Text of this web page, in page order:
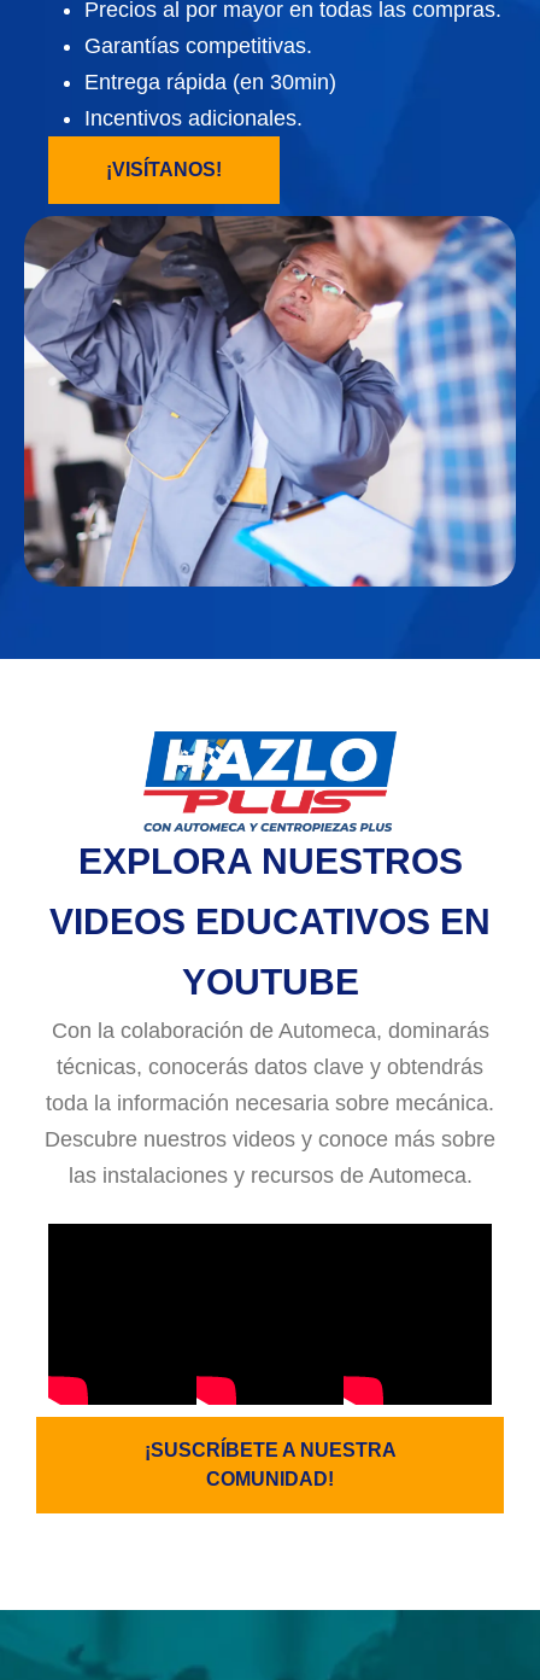
Precios al por mayor en todas las compras.
Garantías competitivas.
Entrega rápida (en 30min)
Incentivos adicionales.
¡VISÍTANOS!
EXPLORA NUESTROS
VIDEOS EDUCATIVOS EN
YOUTUBE
Con la colaboración de Automeca, dominarás
técnicas, conocerás datos clave y obtendrás
toda la información necesaria sobre mecánica.
Descubre nuestros videos y conoce más sobre
las instalaciones y recursos de Automeca.
¡SUSCRÍBETE A NUESTRA
COMUNIDAD!